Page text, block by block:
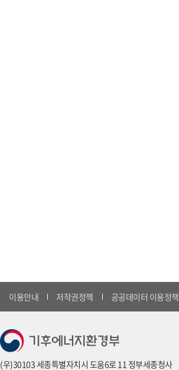
이용안내 저작권정책 공공데이터 이용정책
(우)30103 세종특별자치시 도움6로 11 정부세종청사